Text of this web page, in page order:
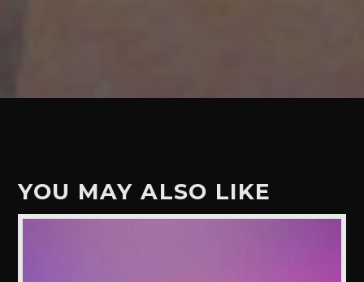
YOU MAY ALSO LIKE